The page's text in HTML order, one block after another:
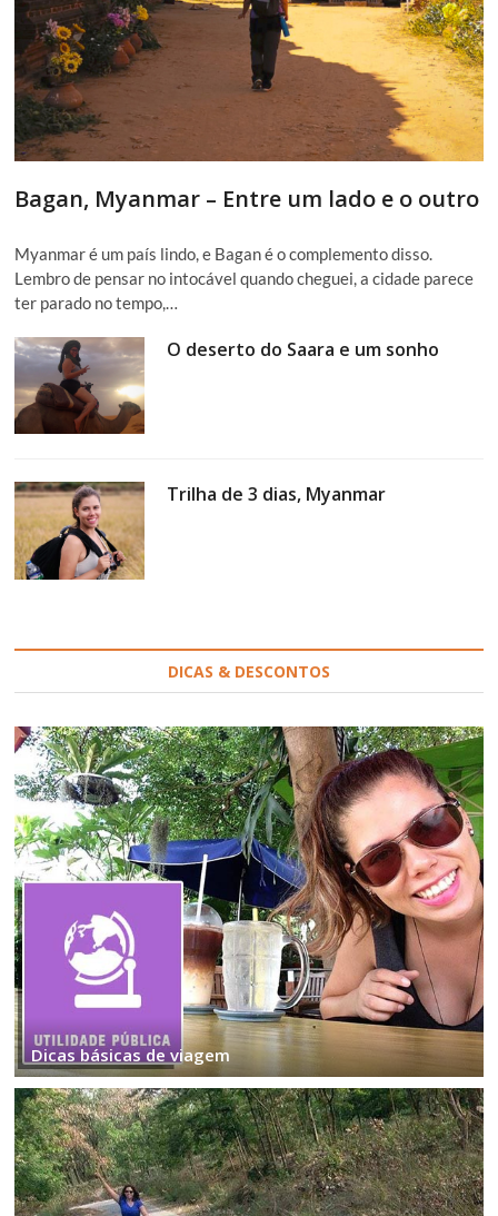
Bagan, Myanmar – Entre um lado e o outro
Myanmar é um país lindo, e Bagan é o complemento disso.
Lembro de pensar no intocável quando cheguei, a cidade parece
ter parado no tempo,…
O deserto do Saara e um sonho
Trilha de 3 dias, Myanmar
DICAS & DESCONTOS
Dicas básicas de viagem